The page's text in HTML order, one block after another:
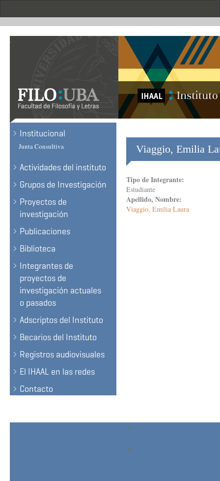
.
Institucional
Junta Consultiva
Actividades del instituto
Grupos de Investigación
Proyectos de
investigación
Publicaciones
Biblioteca
Integrantes de
proyectos de
investigación actuales
o pasados
Adscriptos del Instituto
Becarios del Instituto
Registros audiovisuales
El IHAAL en las redes
Contacto
Viaggio, Emilia
Tipo de Integrante:
Estudiante
Apellido, Nombre:
Viaggio, Emilia Laura